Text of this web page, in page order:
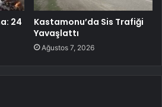
24
Kastamonu’da Sis Trafiği
Yavaşlattı
Ağustos 7, 2026